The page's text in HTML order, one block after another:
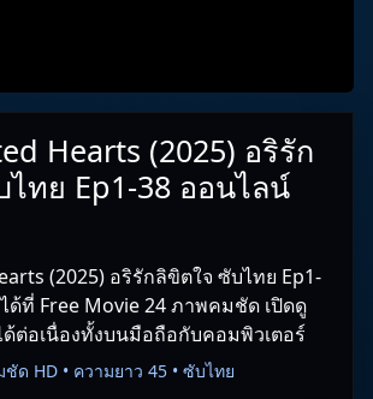
Hearts (2025) อริรัก
ทย Ep1-38 ออนไลน์
(2025) อริรักลิขิตใจ ซับไทย Ep1-
ด้ที่ Free Movie 24 ภาพคมชัด เปิดดู
ต่อเนื่องทั้งบนมือถือกับคอมพิวเตอร์
ด HD • ความยาว 45 • ซับไทย